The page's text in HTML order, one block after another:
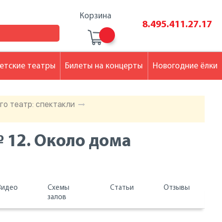
Корзина
8.495.411.27.17
театр: спектакли
Около дома
Схемы
залов
Статьи Отзывы
театры Билеты на концерты Новогодние ёлки